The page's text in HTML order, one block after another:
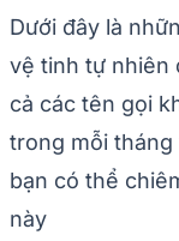
Dưới đây là
vệ tinh tự nhiên
cả các tên gọi
trong mỗi
bạn có thể
này